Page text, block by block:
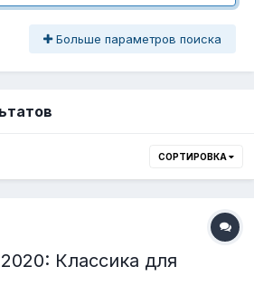
Больше параметров поиска
СОРТИРОВКА
Классика для